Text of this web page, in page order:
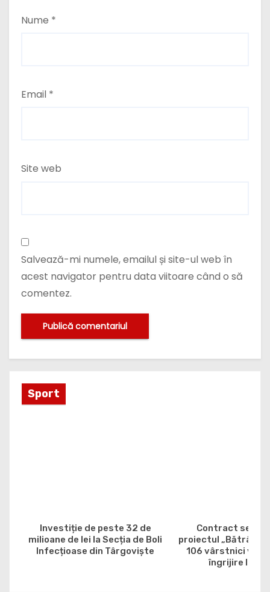
Nume *
Email *
Site web
Salvează-mi numele, emailul și site-ul web în
acest navigator pentru data viitoare când o să
comentez.
Sport
Investiție de peste 32 de
milioane de lei la Secția de Boli
Infecțioase din Târgoviște
Contract
proiectul „Bătrân,
106 vârstnici vor
îngrijire la